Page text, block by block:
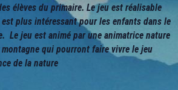
élèves du primaire. Le jeu est réalisable
plus intéressant pour les enfants dans le
Le jeu est animé par une animatrice nature
qui pourront faire vivre le jeu
de la nature